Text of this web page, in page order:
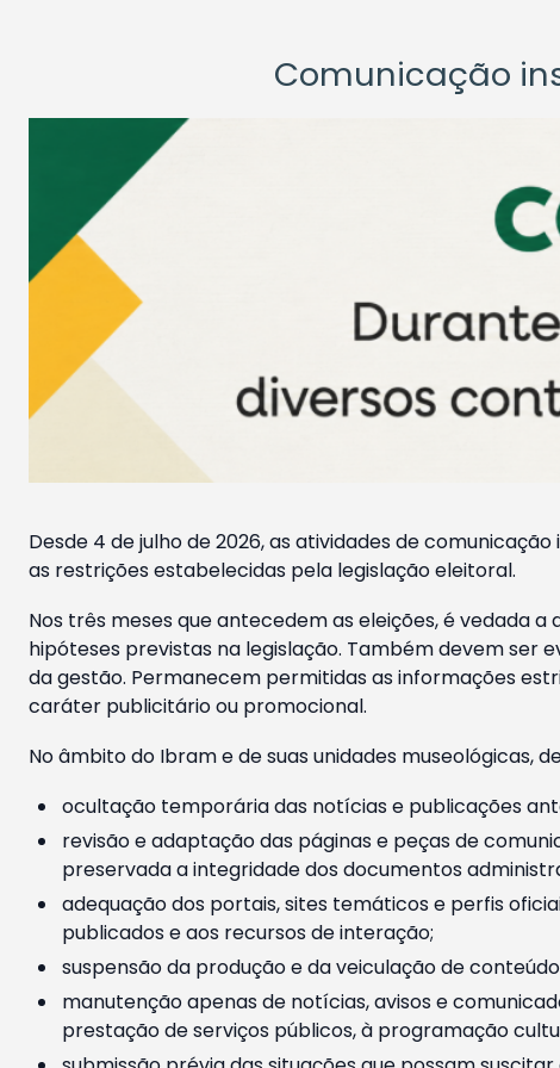
Comunicação
Desde 4 de julho de 2026, as atividades de
as restrições estabelecidas pela legislação eleitoral.
Nos três meses que antecedem as eleições, é vedada
hipóteses previstas na legislação. Também devem ser
da gestão. Permanecem permitidas as informações
caráter publicitário ou promocional.
No âmbito do Ibram e de suas unidades museológicas,
ocultação temporária das notícias e publicações
revisão e adaptação das páginas e peças de
preservada a integridade dos documentos
adequação dos portais, sites temáticos e perfis
publicados e aos recursos de interação;
suspensão da produção e da veiculação de
manutenção apenas de notícias, avisos e
prestação de serviços públicos, à programação